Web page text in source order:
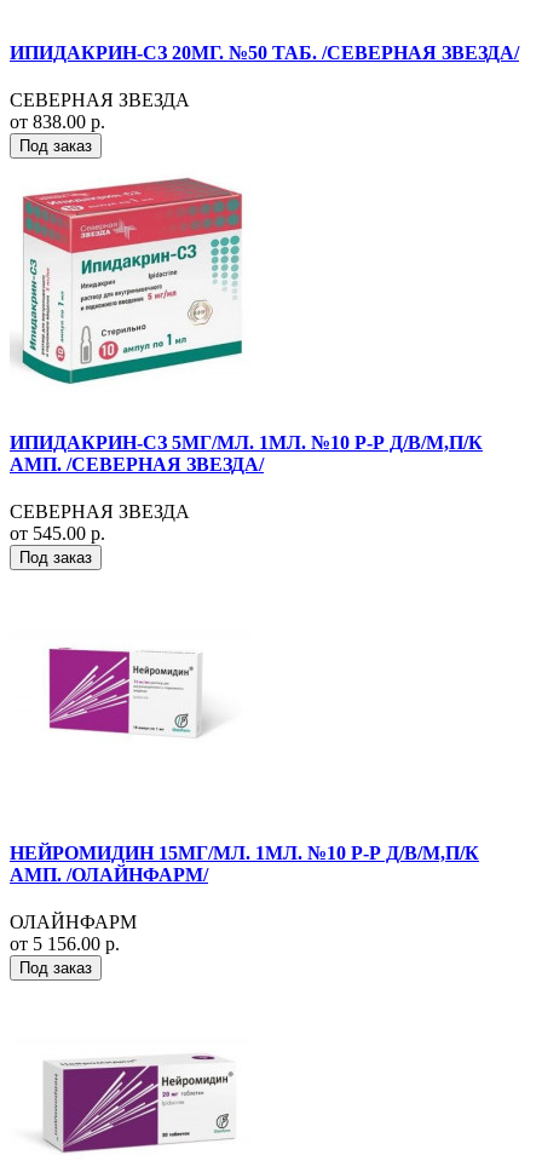
ИПИДАКРИН-СЗ 20МГ. №50 ТАБ. /СЕВЕРНАЯ ЗВЕЗДА/
СЕВЕРНАЯ ЗВЕЗДА
от 838.00 р.
Под заказ
ИПИДАКРИН-СЗ 5МГ/МЛ. 1МЛ. №10 Р-Р Д/В/М,П/К
АМП. /СЕВЕРНАЯ ЗВЕЗДА/
СЕВЕРНАЯ ЗВЕЗДА
от 545.00 р.
Под заказ
НЕЙРОМИДИН 15МГ/МЛ. 1МЛ. №10 Р-Р Д/В/М,П/К
АМП. /ОЛАЙНФАРМ/
ОЛАЙНФАРМ
от 5 156.00 р.
Под заказ